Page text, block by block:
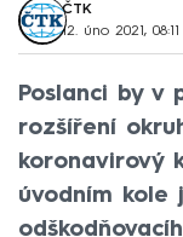
ČTK
12. úno 2021, 08:11
Poslanci by v
rozšíření
koronavirový
úvodním kole